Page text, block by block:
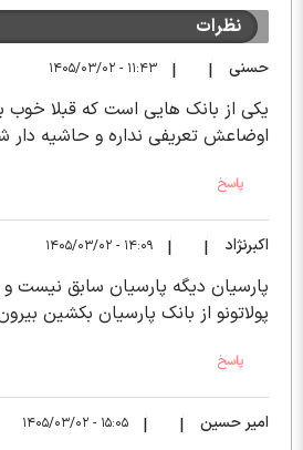
نظرات
حسنی |
| ۱۱:۴۳ - ۱۴۰۵/۰۳/۰۲
یکی از بانک هایی است که قبلا خوب
اوضاعش تعریفی نداره و حاشیه
پاسخ
اکبرنژاد |
| ۱۴:۰۹ - ۱۴۰۵/۰۳/۰۲
پارسیان دیگه پارسیان سابق نیست
پولاتونو از بانک پارسیان بکشین
پاسخ
امیر حسین |
| ۱۵:۰۵ - ۱۴۰۵/۰۳/۰۲